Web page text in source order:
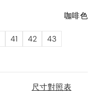
咖啡色
41 42
43
尺寸對照表